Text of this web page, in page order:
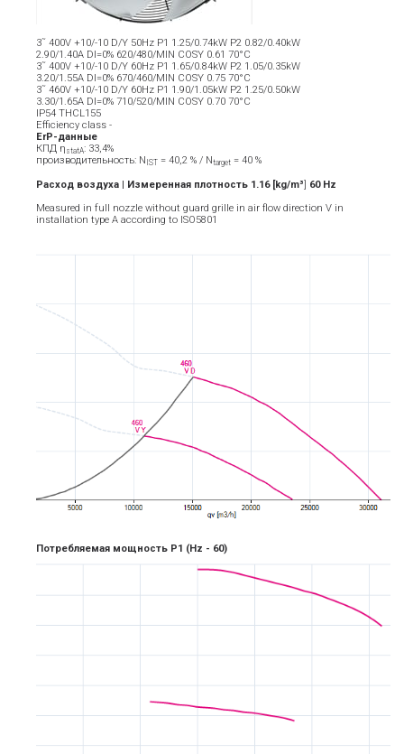
3˜ 400V +10/-10 D/Y 50Hz P1 1.25/0.74kW P2 0.82/0.40kW
2.90/1.40A DI=0% 620/480/MIN COSY 0.61 70°C
3˜ 400V +10/-10 D/Y 60Hz P1 1.65/0.84kW P2 1.05/0.35kW
3.20/1.55A DI=0% 670/460/MIN COSY 0.75 70°C
3˜ 460V +10/-10 D/Y 60Hz P1 1.90/1.05kW P2 1.25/0.50kW
3.30/1.65A DI=0% 710/520/MIN COSY 0.70 70°C
IP54 THCL155
Efficiency class -
ErP-данные
КПД η statA: 33,4%
производительность: N IST = 40,2 % / Ntarget = 40 %
Расход воздуха | Измеренная плотность 1.16 [kg/m³] 60 Hz
Measured in full nozzle without guard grille in air flow direction V in
installation type A according to ISO5801
Потребляемая мощность P1 (Hz - 60)